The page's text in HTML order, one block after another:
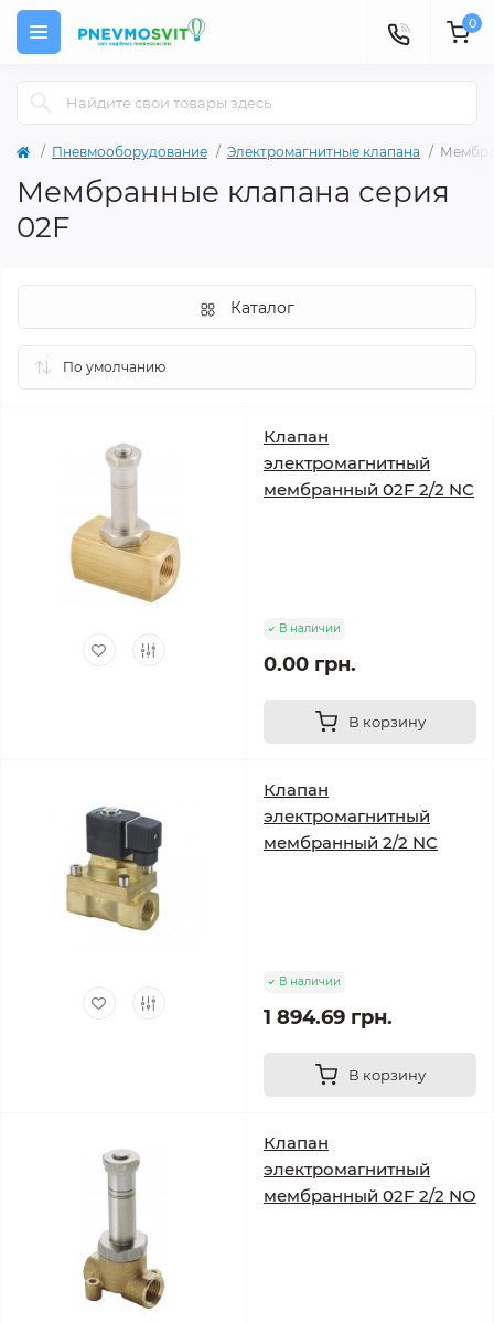
0
Пневмооборудование Электромагнитные клапана
Мембранные клапана серия
02F
Каталог
Клапан
электромагнитный
мембранный 02F 2/2 NC
В наличии
0.00 грн.
В корзину
Клапан
электромагнитный
мембранный 2/2 NC
В наличии
1 894.69 грн.
В корзину
Клапан
электромагнитный
мембранный 02F 2/2 NO